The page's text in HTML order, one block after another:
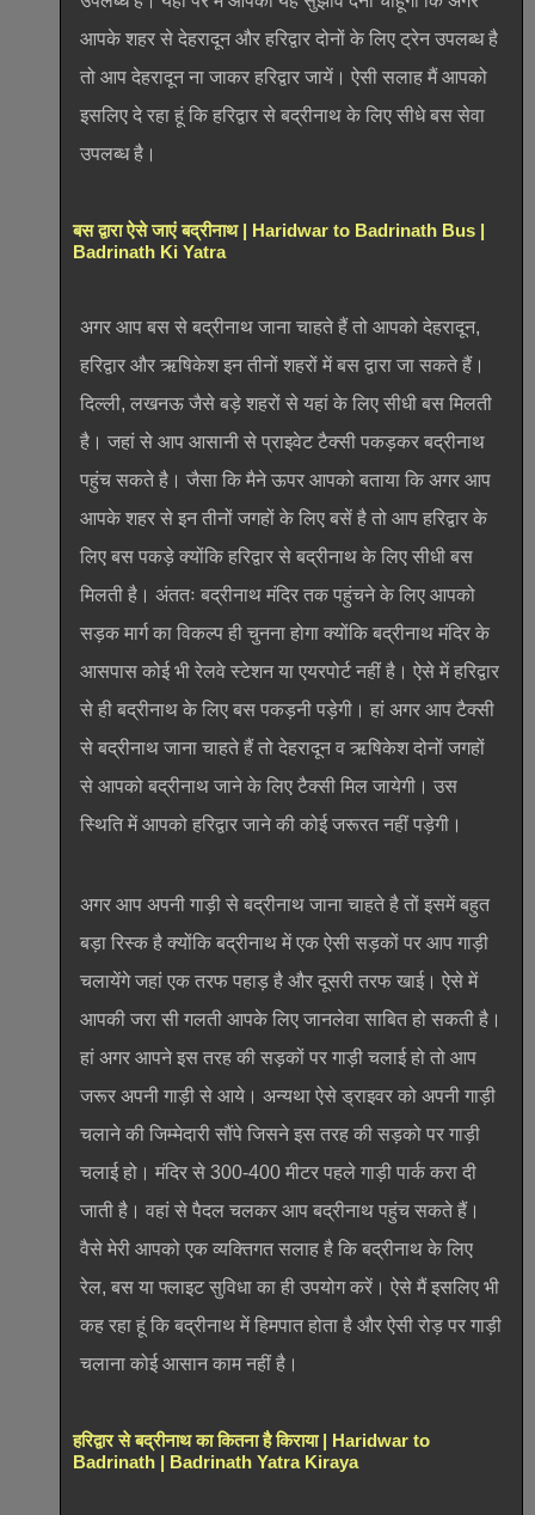
आपके शहर से देहरादून और हरिद्वार दोनों के लिए ट्रेन उपलब्ध है
तो आप देहरादून ना जाकर हरिद्वार जायें। ऐसी सलाह मैं आपको
इसलिए दे रहा हूं कि हरिद्वार से बद्रीनाथ के लिए सीधे बस सेवा
उपलब्ध है।
बस द्वारा ऐसे जाएं बद्रीनाथ | Haridwar to Badrinath Bus |
Badrinath Ki Yatra
अगर आप बस से बद्रीनाथ जाना चाहते हैं तो आपको देहरादून,
हरिद्वार और ऋषिकेश इन तीनों शहरों में बस द्वारा जा सकते हैं।
दिल्ली, लखनऊ जैसे बड़े शहरों से यहां के लिए सीधी बस मिलती
है। जहां से आप आसानी से प्राइवेट टैक्सी पकड़कर बद्रीनाथ
पहुंच सकते है। जैसा कि मैने ऊपर आपको बताया कि अगर आप
आपके शहर से इन तीनों जगहों के लिए बसें है तो आप हरिद्वार के
लिए बस पकड़े क्योंकि हरिद्वार से बद्रीनाथ के लिए सीधी बस
मिलती है। अंततः बद्रीनाथ मंदिर तक पहुंचने के लिए आपको
सड़क मार्ग का विकल्प ही चुनना होगा क्योंकि बद्रीनाथ मंदिर के
आसपास कोई भी रेलवे स्टेशन या एयरपोर्ट नहीं है। ऐसे में हरिद्वार
से ही बद्रीनाथ के लिए बस पकड़नी पड़ेगी। हां अगर आप टैक्सी
से बद्रीनाथ जाना चाहते हैं तो देहरादून व ऋषिकेश दोनों जगहों
से आपको बद्रीनाथ जाने के लिए टैक्सी मिल जायेगी। उस
स्थिति में आपको हरिद्वार जाने की कोई जरूरत नहीं पड़ेगी।
अगर आप अपनी गाड़ी से बद्रीनाथ जाना चाहते है तों इसमें बहुत
बड़ा रिस्क है क्योंकि बद्रीनाथ में एक ऐसी सड़कों पर आप गाड़ी
चलायेंगे जहां एक तरफ पहाड़ है और दूसरी तरफ खाई। ऐसे में
आपकी जरा सी गलती आपके लिए जानलेवा साबित हो सकती है।
हां अगर आपने इस तरह की सड़कों पर गाड़ी चलाई हो तो आप
जरूर अपनी गाड़ी से आये। अन्यथा ऐसे ड्राइवर को अपनी गाड़ी
चलाने की जिम्मेदारी सौंपे जिसने इस तरह की सड़को पर गाड़ी
चलाई हो। मंदिर से 300-400 मीटर पहले गाड़ी पार्क करा दी
जाती है। वहां से पैदल चलकर आप बद्रीनाथ पहुंच सकते हैं।
वैसे मेरी आपको एक व्यक्तिगत सलाह है कि बद्रीनाथ के लिए
रेल, बस या फ्लाइट सुविधा का ही उपयोग करें। ऐसे मैं इसलिए भी
कह रहा हूं कि बद्रीनाथ में हिमपात होता है और ऐसी रोड़ पर गाड़ी
चलाना कोई आसान काम नहीं है।
हरिद्वार से बद्रीनाथ का कितना है किराया | Haridwar to
Badrinath | Badrinath Yatra Kiraya